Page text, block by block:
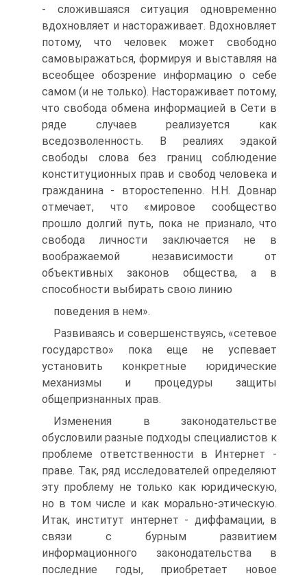
- сложившаяся ситуация одновременно
вдохновляет и настораживает. Вдохновляет
потому, что человек может свободно
самовыражаться, формируя и выставляя на
всеобщее обозрение информацию о себе
самом (и не только). Настораживает потому,
что свобода обмена информацией в Сети в
ряде случаев реализуется как
вседозволенность. В реалиях эдакой
свободы слова без границ соблюдение
конституционных прав и свобод человека и
гражданина - второстепенно. Н.Н. Довнар
отмечает, что «мировое сообщество
прошло долгий путь, пока не признало, что
свобода личности заключается не в
воображаемой независимости от
объективных законов общества, а в
способности выбирать свою линию
поведения в нем».
Развиваясь и совершенствуясь, «сетевое
государство» пока еще не успевает
установить конкретные юридические
механизмы и процедуры защиты
общепризнанных прав.
Изменения в законодательстве
обусловили разные подходы специалистов к
проблеме ответственности в Интернет -
праве. Так, ряд исследователей определяют
эту проблему не только как юридическую,
но в том числе и как морально-этическую.
Итак, институт интернет - диффамации, в
связи с бурным развитием
информационного законодательства в
последние годы, приобретает новое